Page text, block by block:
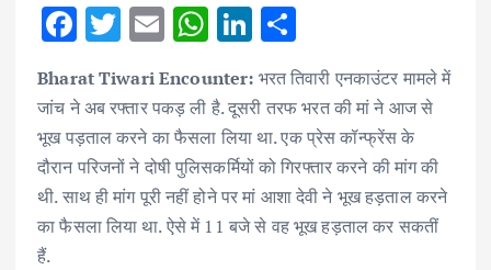
F
e
b
o
o
k
T
it
te
r
E
ai
l
W
at
s
A
p
p
Li
k
e
dI
n
h
ar
e
Bharat Tiwari Encounter: भरत तिवारी एनकाउंटर मामले में
जांच ने अब रफ्तार पकड़ ली है. दूसरी तरफ भरत की मां ने आज से
भूख पड़ताल करने का फैसला लिया था. एक प्रेस कॉन्फ्रेंस के
दौरान परिजनों ने दोषी पुलिसकर्मियों को गिरफ्तार करने की मांग की
थी. साथ ही मांग पूरी नहीं होने पर मां आशा देवी ने भूख हड़ताल करने
का फैसला लिया था. ऐसे में 11 बजे से वह भूख हड़ताल कर सकतीं
हैं.